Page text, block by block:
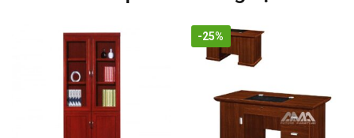
-25%